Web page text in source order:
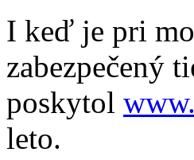
I keď je pri
zabezpečený
poskytol
leto.